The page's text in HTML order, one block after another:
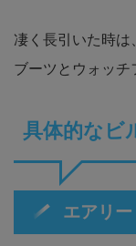
凄く長引いた時は、
ブーツとウォッチ
具体的なビ
エアリー